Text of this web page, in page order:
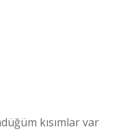
kısımlar var